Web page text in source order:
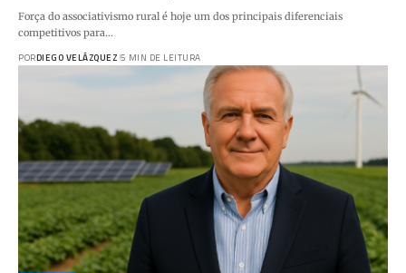
Força do associativismo rural é hoje um dos principais diferenciais
competitivos para…
PORDIEGO VELÁZQUEZ 5 MIN DE LEITURA